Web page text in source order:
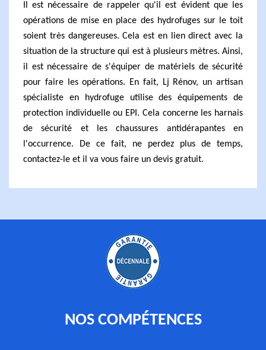
Il est nécessaire de rappeler qu'il est évident que les
opérations de mise en place des hydrofuges sur le toit
soient très dangereuses. Cela est en lien direct avec la
situation de la structure qui est à plusieurs mètres. Ainsi,
il est nécessaire de s'équiper de matériels de sécurité
pour faire les opérations. En fait, Lj Rénov, un artisan
spécialiste en hydrofuge utilise des équipements de
protection individuelle ou EPI. Cela concerne les harnais
de sécurité et les chaussures antidérapantes en
l'occurrence. De ce fait, ne perdez plus de temps,
contactez-le et il va vous faire un devis gratuit.
NOS COMPÉTENCES